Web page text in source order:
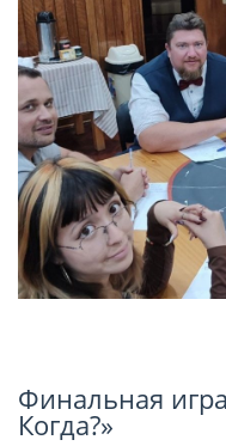
Финальная
Когда?»